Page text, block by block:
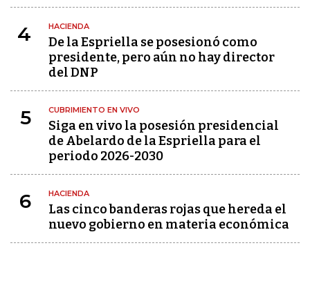
4 HACIENDA
De la Espriella se posesionó como
presidente, pero aún no hay director
del DNP
5 CUBRIMIENTO EN VIVO
Siga en vivo la posesión presidencial
de Abelardo de la Espriella para el
periodo 2026-2030
6 HACIENDA
Las cinco banderas rojas que hereda el
nuevo gobierno en materia económica